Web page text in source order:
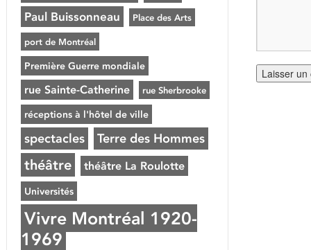
Paul Buissonneau Place des Arts
port de Montréal
Première Guerre mondiale
rue Sainte-Catherine rue Sherbrooke
réceptions à l'hôtel de ville
spectacles Terre des Hommes
théâtre théâtre La Roulotte
Universités
Vivre Montréal 1920-
1969